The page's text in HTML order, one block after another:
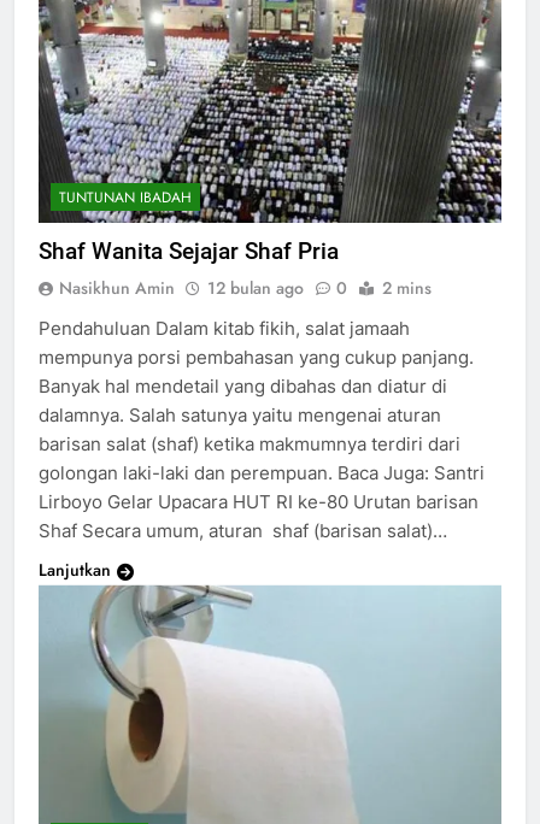
TUNTUNAN IBADAH
Shaf Wanita Sejajar Shaf Pria
Nasikhun Amin 12 bulan ago 0 2 mins
Pendahuluan Dalam kitab fikih, salat jamaah
mempunya porsi pembahasan yang cukup panjang.
Banyak hal mendetail yang dibahas dan diatur di
dalamnya. Salah satunya yaitu mengenai aturan
barisan salat (shaf) ketika makmumnya terdiri dari
golongan laki-laki dan perempuan. Baca Juga: Santri
Lirboyo Gelar Upacara HUT RI ke-80 Urutan barisan
Shaf Secara umum, aturan shaf (barisan salat)…
Lanjutkan